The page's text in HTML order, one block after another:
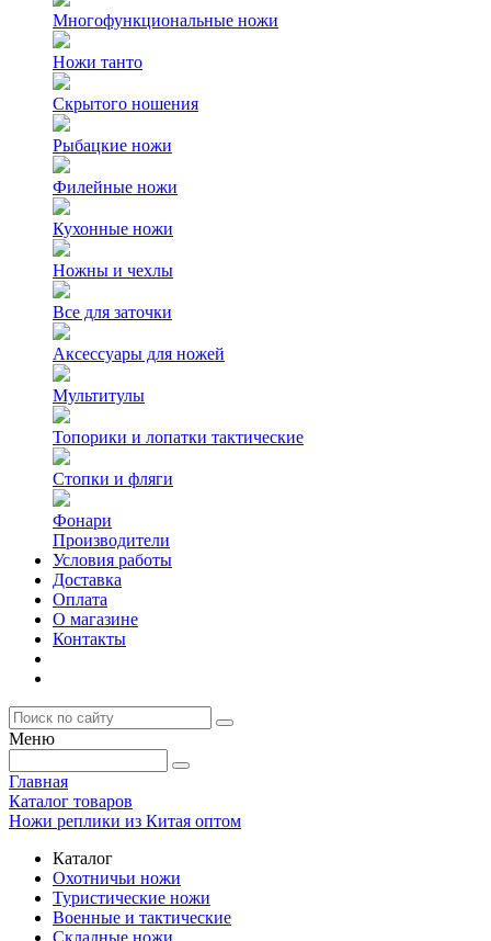
Многофункциональные ножи
Ножи танто
Скрытого ношения
Рыбацкие ножи
Филейные ножи
Кухонные ножи
Ножны и чехлы
Все для заточки
Аксессуары для ножей
Мультитулы
Топорики и лопатки тактические
Стопки и фляги
Фонари
Производители
Условия работы
Доставка
Оплата
О магазине
Контакты
Меню
Главная
Каталог товаров
Ножи реплики из Китая оптом
Каталог
Охотничьи ножи
Туристические ножи
Военные и тактические
Складные ножи